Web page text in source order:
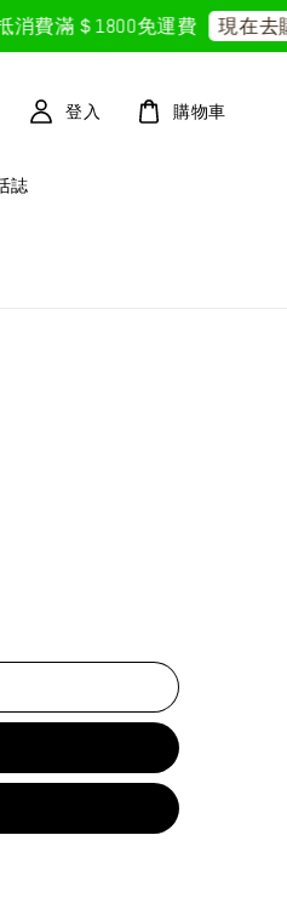
費滿＄1800免運費 現在去購
誌
登入 購物車